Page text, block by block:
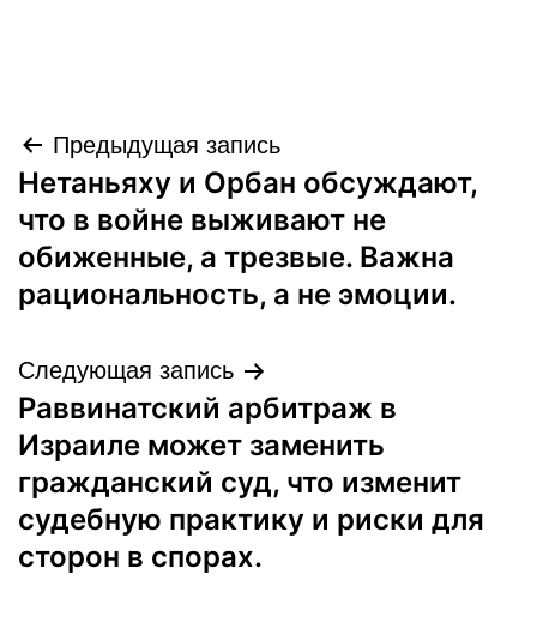
Навигация
по
записям
Предыдущая запись
Нетаньяху и Орбан обсуждают,
что в войне выживают не
обиженные, а трезвые. Важна
рациональность, а не эмоции.
Следующая запись
Раввинатский арбитраж в
Израиле может заменить
гражданский суд, что изменит
судебную практику и риски для
сторон в спорах.